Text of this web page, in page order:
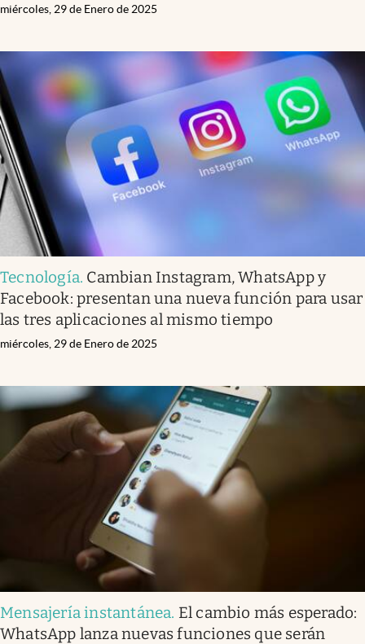
miércoles, 29 de Enero de 2025
Tecnología. Cambian Instagram, WhatsApp y
Facebook: presentan una nueva función para usar
las tres aplicaciones al mismo tiempo
miércoles, 29 de Enero de 2025
Mensajería instantánea. El cambio más esperado:
WhatsApp lanza nuevas funciones que serán